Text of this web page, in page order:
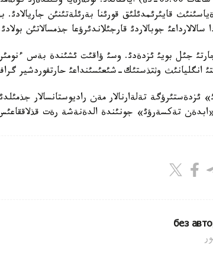
قايئرئمدئلئق قورئنا بةرئلةتئنئن
جوبالاردئ قارجئلاندئرؤعا جذمسالاتئن
جئل بويئ ئزدةدئ. وسئ ؤاقئت ئشئندة بةس
انگليانئث وثتذستئك-شئعئسئنداعئ حارتفوردشير
ئزدةستئرؤگة تةلةارنالار مةن راديوستانسالار
تةكسةرؤئ» جونئندة الدةنةشة رةت
без